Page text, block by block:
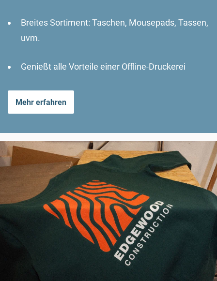
Breites Sortiment: Taschen, Mousepads, Tassen,
uvm.
Genießt alle Vorteile einer Offline-Druckerei
Mehr erfahren